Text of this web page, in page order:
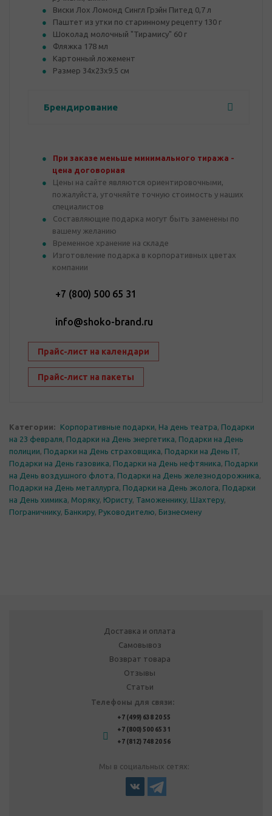
Виски Лох Ломонд Сингл Грэйн Питед 0,7 л
Паштет из утки по старинному рецепту 130 г
Шоколад молочный "Тирамису" 60 г
Фляжка 178 мл
Картонный ложемент
Размер 34х23х9.5 см
Брендирование
При заказе меньше минимального тиража -
цена договорная
Цены на сайте являются ориентировочными,
пожалуйста, уточняйте точную стоимость у наших
специалистов
Составляющие подарка могут быть заменены по
вашему желанию
Временное хранение на складе
Изготовление подарка в корпоративных цветах
компании
+7 (800) 500 65 31
info@shoko-brand.ru
Прайс-лист на календари
Прайс-лист на пакеты
Категории: Корпоративные подарки, На день театра, Подарки
на 23 февраля, Подарки на День энергетика, Подарки на День
полиции, Подарки на День страховщика, Подарки на День IT,
Подарки на День газовика, Подарки на День нефтяника, Подарки
на День воздушного флота, Подарки на День железнодорожника,
Подарки на День металлурга, Подарки на День эколога, Подарки
на День химика, Моряку, Юристу, Таможеннику, Шахтеру,
Пограничнику, Банкиру, Руководителю, Бизнесмену
Доставка и оплата
Самовывоз
Возврат товара
Отзывы
Статьи
Телефоны для связи:
+7 (499) 638 20 55
+7 (800) 500 65 31
+7 (812) 748 20 56
Мы в социальных сетях: